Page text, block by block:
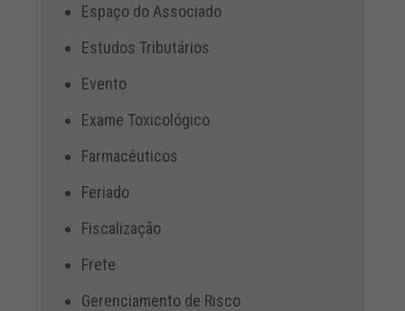
Espaço do Associado
Estudos Tributários
Evento
Exame Toxicológico
Farmacêuticos
Feriado
Fiscalização
Frete
Gerenciamento de Risco